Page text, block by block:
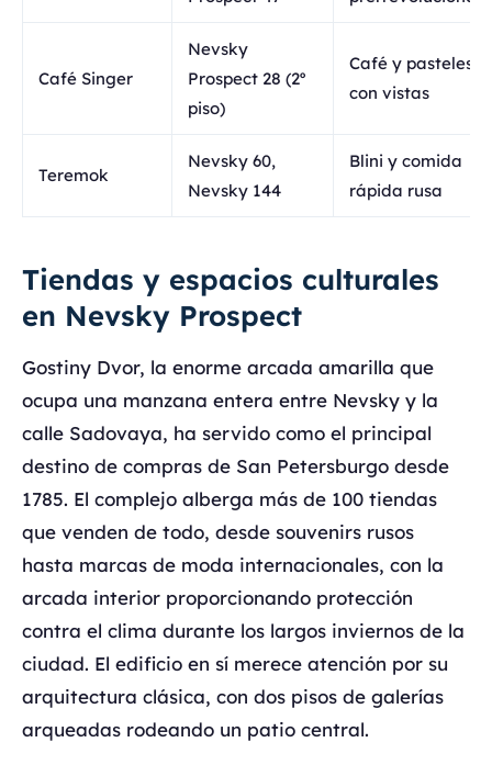
Café Singer
Nevsky
Prospect 28 (2º
piso)
Café y pasteles
con vistas
Teremok
Nevsky 60,
Nevsky 144
Blini y comida
rápida rusa
Tiendas y espacios culturales
en Nevsky Prospect
Gostiny Dvor, la enorme arcada amarilla que
ocupa una manzana entera entre Nevsky y la
calle Sadovaya, ha servido como el principal
destino de compras de San Petersburgo desde
1785. El complejo alberga más de 100 tiendas
que venden de todo, desde souvenirs rusos
hasta marcas de moda internacionales, con la
arcada interior proporcionando protección
contra el clima durante los largos inviernos de la
ciudad. El edificio en sí merece atención por su
arquitectura clásica, con dos pisos de galerías
arqueadas rodeando un patio central.